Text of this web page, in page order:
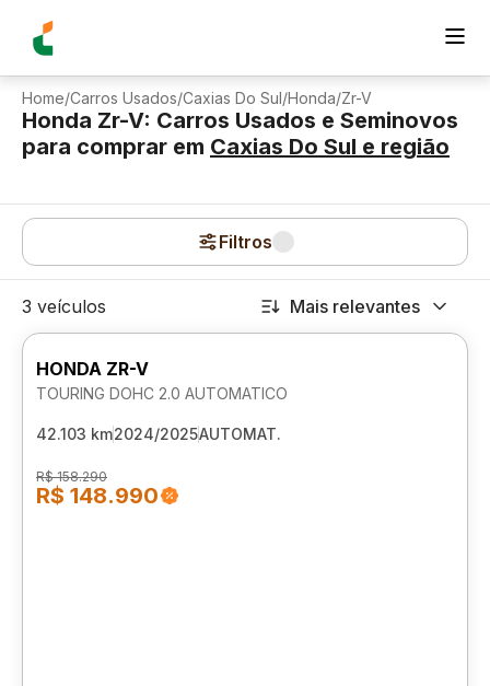
Home/Carros Usados/Caxias Do Sul/Honda/Zr-V
Honda Zr-V: Carros Usados e Seminovos
para comprar em Caxias Do Sul e região
Filtros
3 veículos Mais relevantes
HONDA ZR-V
TOURING DOHC 2.0 AUTOMATICO
42.103 km2024/2025AUTOMAT.
R$ 158.290
R$ 148.990